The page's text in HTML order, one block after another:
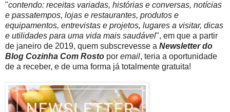
"contendo: receitas variadas, histórias e conversas, notícias
e passatempos, lojas e restaurantes, produtos e
equipamentos, entrevistas e projetos, lugares a visitar, dicas
e utilidades para uma vida mais saudável", em que a partir
de janeiro de 2019, quem subscrevesse a Newsletter do
Blog Cozinha Com Rosto por email, teria a oportunidade
de a receber, e de uma forma já totalmente gratuita!